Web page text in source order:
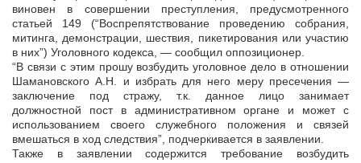
виновен в совершении преступления, предусмотренного
статьей 149 (“Воспрепятствование проведению собрания,
митинга, демонстрации, шествия, пикетирования или участию
в них”) Уголовного кодекса, — сообщил оппозиционер.
“В связи с этим прошу возбудить уголовное дело в отношении
Шамановского А.Н. и избрать для него меру пресечения —
заключение под стражу, т.к. данное лицо занимает
должностной пост в административном органе и может с
использованием своего служебного положения и связей
вмешаться в ход следствия”, подчеркивается в заявлении.
Также в заявлении содержится требование возбудить